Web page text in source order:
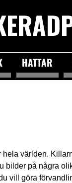
HATTAR
världen.
bilder på några
vill göra